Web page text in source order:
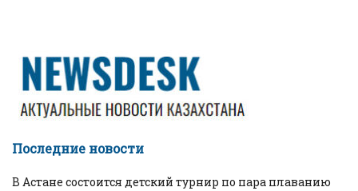
Последние новости
В Астане состоится детский турнир по пара плаванию